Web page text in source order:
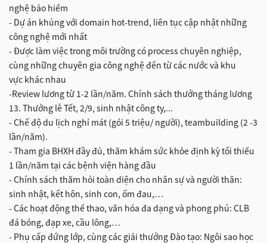
nghệ bảo hiểm
- Dự án khủng với domain hot-trend, liên tục cập nhật những
công nghệ mới nhất
- Được làm việc trong môi trường có process chuyên nghiệp,
cùng những chuyên gia công nghệ đến từ các nước và khu
vực khác nhau
-Review lương từ 1-2 lần/năm. Chính sách thưởng tháng lương
13. Thưởng lễ Tết, 2/9, sinh nhật công ty,...
- Chế độ du lịch nghỉ mát (gói 5 triệu/ người), teambuilding (2 -3
lần/năm).
- Tham gia BHXH đầy đủ, thăm khám sức khỏe định kỳ tối thiểu
1 lần/năm tại các bệnh viện hàng đầu
- Chính sách thăm hỏi toàn diện cho nhân sự và người thân:
sinh nhật, kết hôn, sinh con, ốm đau,…
- Các hoạt động thể thao, văn hóa đa dạng và phong phú: CLB
đá bóng, đạp xe, cầu lông,…
- Phụ cấp đứng lớp, cùng các giải thưởng Đào tạo: Ngôi sao học